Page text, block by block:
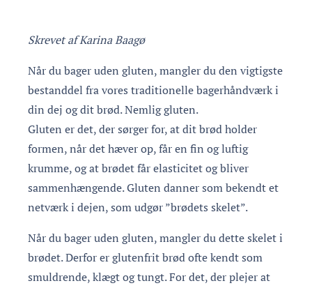
Skrevet af Karina Baagø
Når du bager uden gluten, mangler du den vigtigste
bestanddel fra vores traditionelle bagerhåndværk i
din dej og dit brød. Nemlig gluten.
Gluten er det, der sørger for, at dit brød holder
formen, når det hæver op, får en fin og luftig
krumme, og at brødet får elasticitet og bliver
sammenhængende. Gluten danner som bekendt et
netværk i dejen, som udgør ”brødets skelet”.
Når du bager uden gluten, mangler du dette skelet i
brødet. Derfor er glutenfrit brød ofte kendt som
smuldrende, klægt og tungt. For det, der plejer at